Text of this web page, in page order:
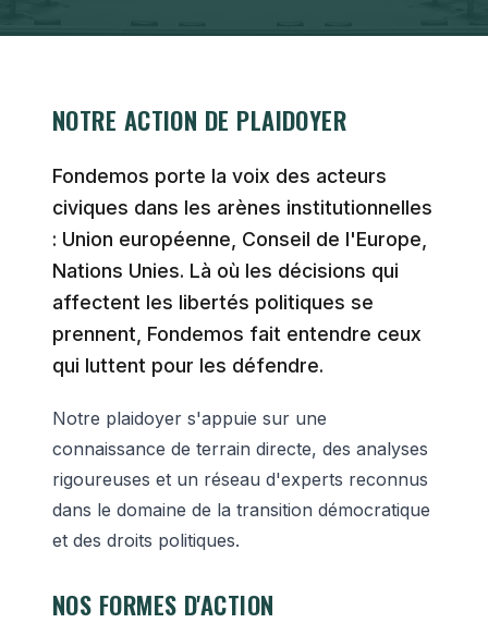
NOTRE ACTION DE PLAIDOYER
Fondemos porte la voix des acteurs
civiques dans les arènes institutionnelles
: Union européenne, Conseil de l'Europe,
Nations Unies. Là où les décisions qui
affectent les libertés politiques se
prennent, Fondemos fait entendre ceux
qui luttent pour les défendre.
Notre plaidoyer s'appuie sur une
connaissance de terrain directe, des analyses
rigoureuses et un réseau d'experts reconnus
dans le domaine de la transition démocratique
et des droits politiques.
NOS FORMES D'ACTION